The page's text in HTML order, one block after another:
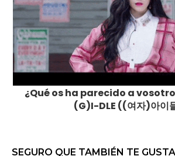
¿Qué os ha parecido a
(G)I-DLE ((여자)아이
SEGURO QUE TAMBIÉN TE